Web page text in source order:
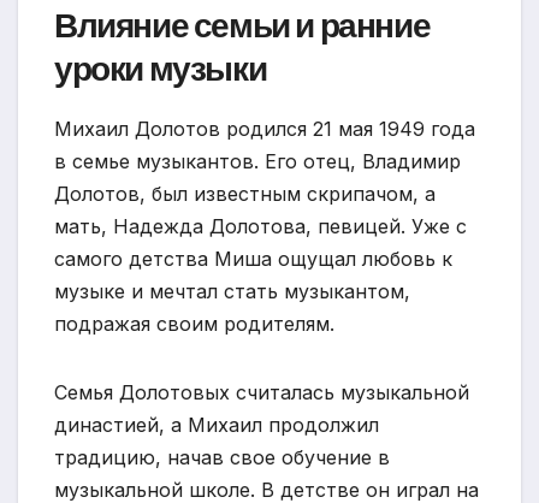
Влияние семьи и ранние
уроки музыки
Михаил Долотов родился 21 мая 1949 года
в семье музыкантов. Его отец, Владимир
Долотов, был известным скрипачом, а
мать, Надежда Долотова, певицей. Уже с
самого детства Миша ощущал любовь к
музыке и мечтал стать музыкантом,
подражая своим родителям.
Семья Долотовых считалась музыкальной
династией, а Михаил продолжил
традицию, начав свое обучение в
музыкальной школе. В детстве он играл на